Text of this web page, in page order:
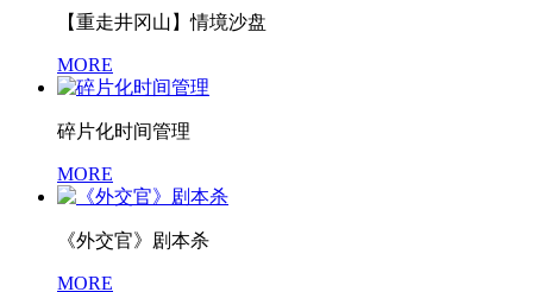
【重走井冈山】情境沙盘
MORE
碎片化时间管理
MORE
《外交官》剧本杀
MORE